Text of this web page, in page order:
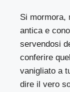
Si mormora,
antica e
servendosi
conferire
vanigliato a
dire il vero